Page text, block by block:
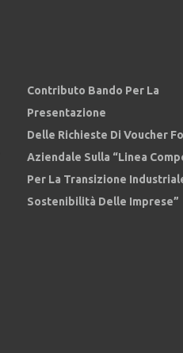
Contributo Bando Per La
Presentazione
Delle Richieste Di Voucher
Aziendale Sulla “Linea
Per La Transizione
Sostenibilità Delle Imprese”